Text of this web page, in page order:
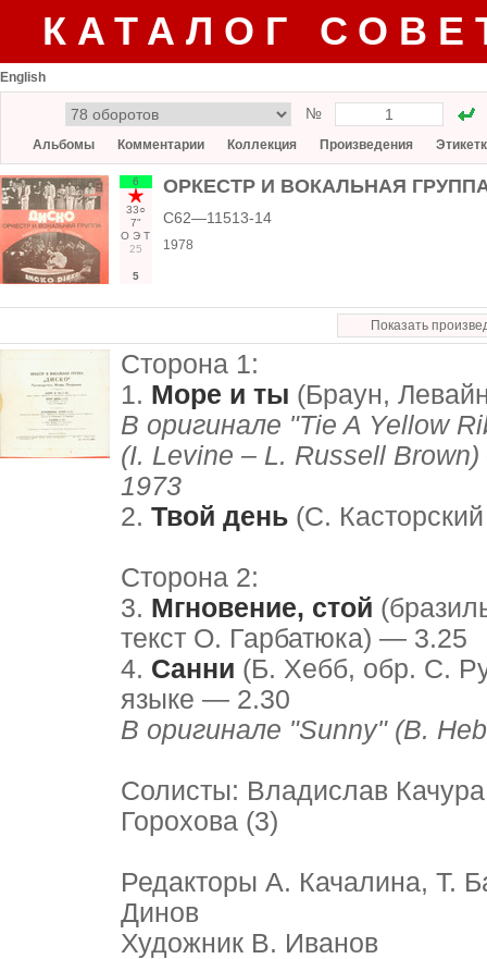
КАТАЛОГ
English
№
Альбомы Комментарии Коллекция Произведения
6
33○
7"
О Э Т
25
5
ОРКЕСТР И ВОКАЛЬНАЯ ГРУППА
С62—11513-14
1978
Показать
Сторона 1:
1. Море и ты (Браун,
В оригинале "Tie A Yellow
(I. Levine – L. Russell
1973
2. Твой день (С.
Сторона 2:
3. Мгновение, стой
текст О. Гарбатюка) — 3.25
4. Санни (Б. Хебб, обр. С.
языке — 2.30
В оригинале "Sunny" (B.
Солисты: Владислав
Горохова (3)
Редакторы А. Качалина, Т.
Динов
Художник В. Иванов